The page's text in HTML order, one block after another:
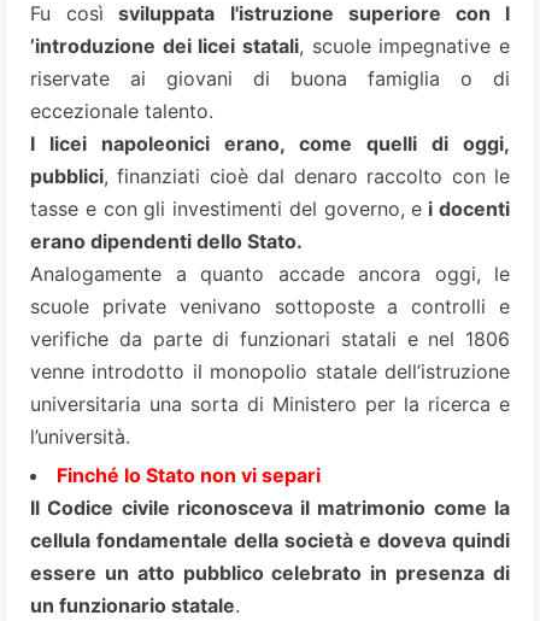
Fu così sviluppata l'istruzione superiore con l
’introduzione dei licei statali, scuole impegnative e
riservate ai giovani di buona famiglia o di
eccezionale talento.
I licei napoleonici erano, come quelli di oggi,
pubblici, finanziati cioè dal denaro raccolto con le
tasse e con gli investimenti del governo, e i docenti
erano dipendenti dello Stato.
Analogamente a quanto accade ancora oggi, le
scuole private venivano sottoposte a controlli e
verifiche da parte di funzionari statali e nel 1806
venne introdotto il monopolio statale dell’istruzione
universitaria una sorta di Ministero per la ricerca e
l’università.
Finché lo Stato non vi separi
Il Codice civile riconosceva il matrimonio come la
cellula fondamentale della società e doveva quindi
essere un atto pubblico celebrato in presenza di
un funzionario statale.